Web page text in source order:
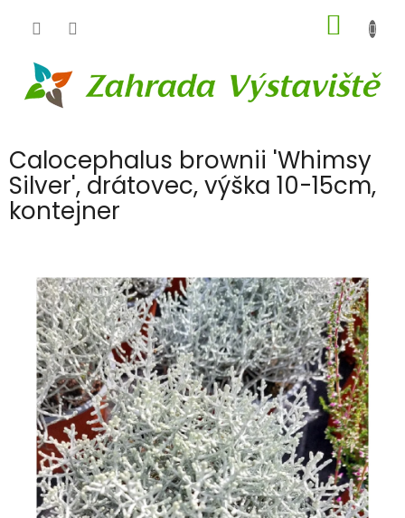
KOŠÍK
Calocephalus brownii 'Whimsy
Silver', drátovec, výška 10-15cm,
kontejner